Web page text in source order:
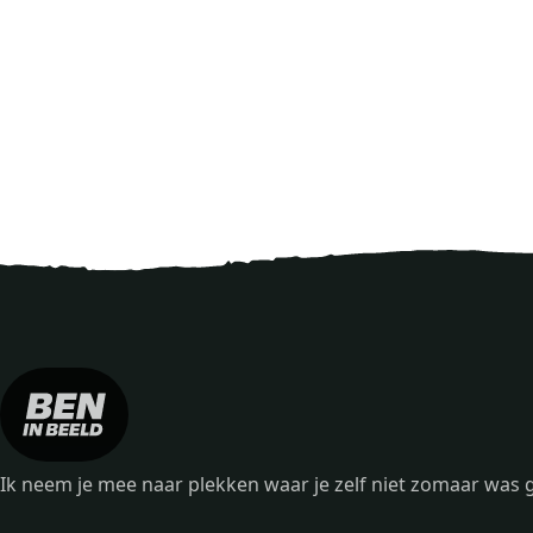
Ik neem je mee naar plekken waar je zelf niet zomaar was